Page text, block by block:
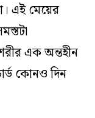
এই মেয়ের
এক অন্তহীন
কোনও দিন